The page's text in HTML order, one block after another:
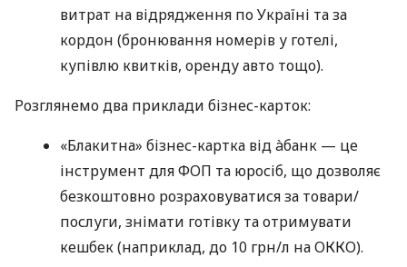
витрат на відрядження по Україні та за
кордон (бронювання номерів у готелі,
купівлю квитків, оренду авто тощо).
Розглянемо два приклади бізнес-карток:
«Блакитна» бізнес-картка від àбанк — це
інструмент для ФОП та юросіб, що дозволяє
безкоштовно розраховуватися за товари/
послуги, знімати готівку та отримувати
кешбек (наприклад, до 10 грн/л на ОККО).